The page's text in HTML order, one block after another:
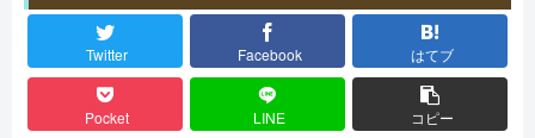
Twitter Facebook はてブ
Pocket LINE コピー